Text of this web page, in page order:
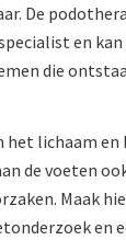
De
en
die
het lichaam en
de voeten
Maak
en